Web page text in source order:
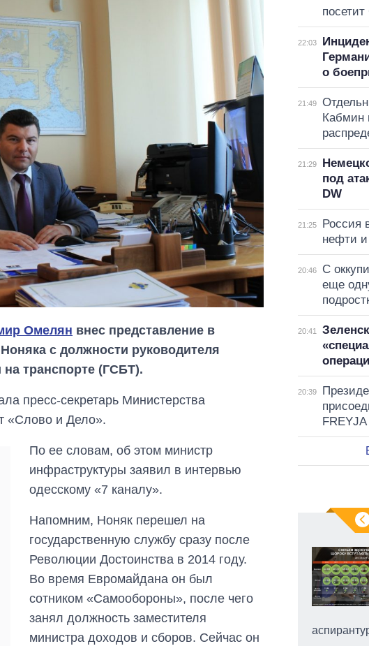
Омелян внес представление в
с должности руководителя
транспорте (ГСБТ).
пресс-секретарь Министерства
«Слово и Дело».
По ее словам, об этом министр
инфраструктуры заявил в интервью
одесскому «7 каналу».
Напомним, Ноняк перешел на
государственную службу сразу после
Революции Достоинства в 2014 году.
Во время Евромайдана он был
сотником «Самообороны», после чего
занял должность заместителя
министра доходов и сборов. Сейчас он
22:03
о
21:49
Кабмин
21:29
под
DW
21:25
Россия
нефти и
20:46
С
еще
20:41
20:39
FREYJA
Восемь
массированных
ударов по Украине
область стали
главной целью рф